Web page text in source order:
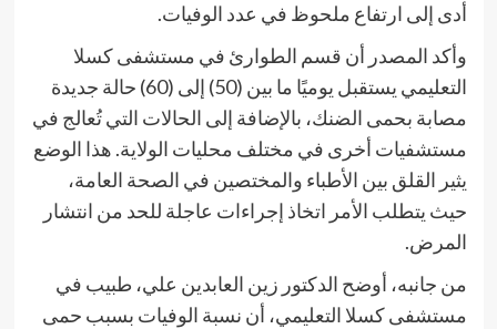
أدى إلى ارتفاع ملحوظ في عدد الوفيات.
وأكد المصدر أن قسم الطوارئ في مستشفى كسلا
التعليمي يستقبل يوميًا ما بين (50) إلى (60) حالة جديدة
مصابة بحمى الضنك، بالإضافة إلى الحالات التي تُعالج في
مستشفيات أخرى في مختلف محليات الولاية. هذا الوضع
يثير القلق بين الأطباء والمختصين في الصحة العامة،
حيث يتطلب الأمر اتخاذ إجراءات عاجلة للحد من انتشار
المرض.
من جانبه، أوضح الدكتور زين العابدين علي، طبيب في
مستشفى كسلا التعليمي، أن نسبة الوفيات بسبب حمى